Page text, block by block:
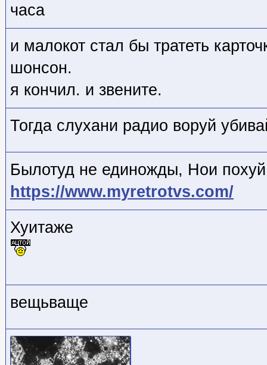
часа
и малокот стал бы тратеть
шонсон.
я кончил. и звените.
Тогда слухани радио воруй
Былотуд не единожды, Нои похуй
https://www.myretrotvs.com/
Хуитаже
вещьваще